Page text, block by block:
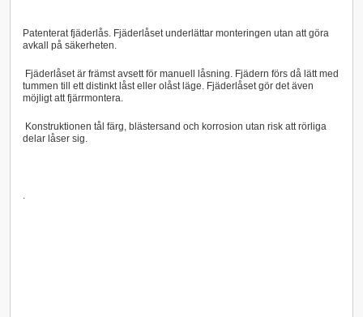
Patenterat fjäderlås. Fjäderlåset underlättar monteringen utan att göra
avkall på säkerheten.
Fjäderlåset är främst avsett för manuell låsning. Fjädern förs då lätt med
tummen till ett distinkt låst eller olåst läge. Fjäderlåset gör det även
möjligt att fjärrmontera.
Konstruktionen tål färg, blästersand och korrosion utan risk att rörliga
delar låser sig.
.